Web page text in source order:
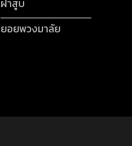
ฝาสูบ
ยอยพวงมาลัย